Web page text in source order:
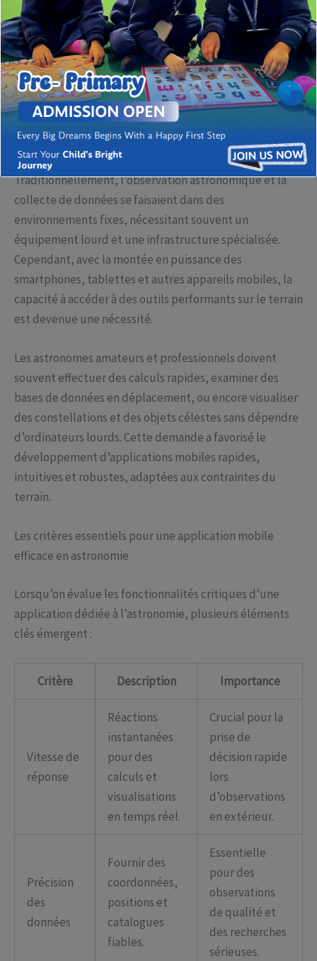
et la nécessité d’une rapidité d’exécution, les outils
numériques performants deviennent indispensables.
Parmi eux, lesweb app mobile rapide Astronomicalskills
se démarquent comme une solution innovante
permettant de conjuguer mobilité, efficacité et
précision.
Les enjeux de la mobilité pour l’astronomie moderne
Traditionnellement, l’observation astronomique et la
collecte de données se faisaient dans des
environnements fixes, nécessitant souvent un
équipement lourd et une infrastructure spécialisée.
Cependant, avec la montée en puissance des
smartphones, tablettes et autres appareils mobiles, la
capacité à accéder à des outils performants sur le terrain
est devenue une nécessité.
Les astronomes amateurs et professionnels doivent
souvent effectuer des calculs rapides, examiner des
bases de données en déplacement, ou encore visualiser
des constellations et des objets célestes sans dépendre
d’ordinateurs lourds. Cette demande a favorisé le
développement d’applications mobiles rapides,
intuitives et robustes, adaptées aux contraintes du
terrain.
Les critères essentiels pour une application mobile
efficace en astronomie
Lorsqu’on évalue les fonctionnalités critiques d’une
application dédiée à l’astronomie, plusieurs éléments
clés émergent :
Critère Description Importance
Vitesse de
réponse
Réactions
instantanées
pour des
calculs et
visualisations
en temps réel.
Crucial pour la
prise de
décision rapide
lors
d’observations
en extérieur.
Précision
des
données
Fournir des
coordonnées,
positions et
catalogues
fiables.
Essentielle
pour des
observations
de qualité et
des recherches
sérieuses.